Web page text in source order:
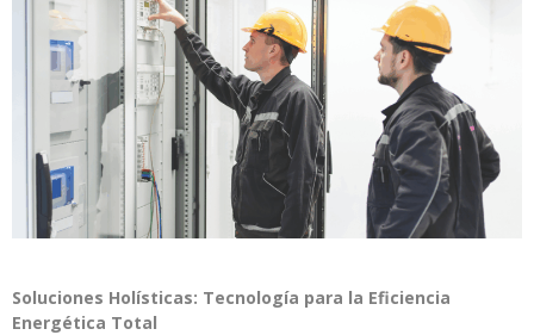
Soluciones Holísticas: Tecnología para la Eficiencia
Energética Total